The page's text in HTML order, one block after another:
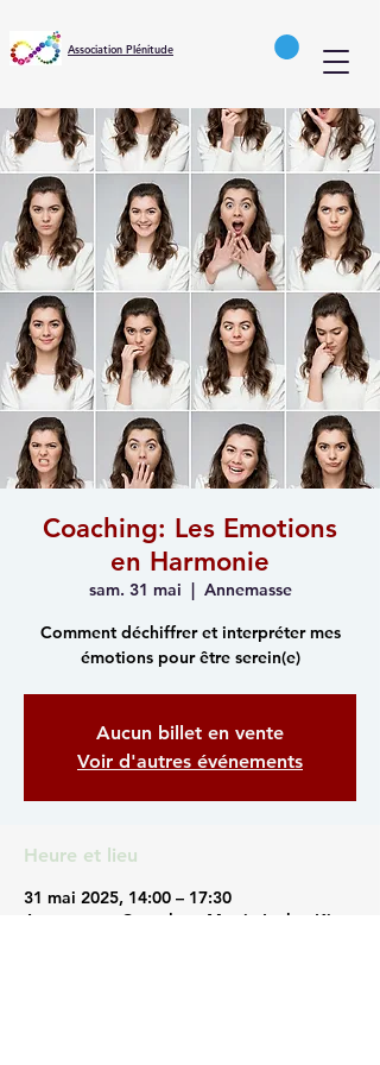
Association Plénitude
Coaching: Les Emotions
en Harmonie
sam. 31 mai
  |
Annemasse
Comment déchiffrer et interpréter mes
émotions pour être serein(e)
Aucun billet en vente
Voir d'autres événements
Heure et lieu
31 mai 2025, 14:00 – 17:30
Annemasse, Complexe Martin Luther-King,